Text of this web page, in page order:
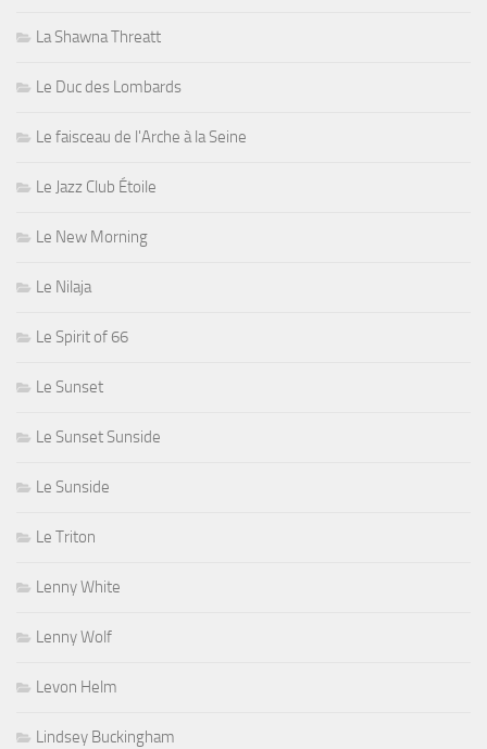
La Shawna Threatt
Le Duc des Lombards
Le faisceau de l'Arche à la Seine
Le Jazz Club Étoile
Le New Morning
Le Nilaja
Le Spirit of 66
Le Sunset
Le Sunset Sunside
Le Sunside
Le Triton
Lenny White
Lenny Wolf
Levon Helm
Lindsey Buckingham